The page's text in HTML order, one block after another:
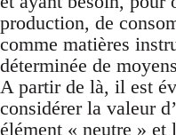
production, de
comme matières
déterminée de
A partir de là, il est
considérer la valeur
élément « neutre » et